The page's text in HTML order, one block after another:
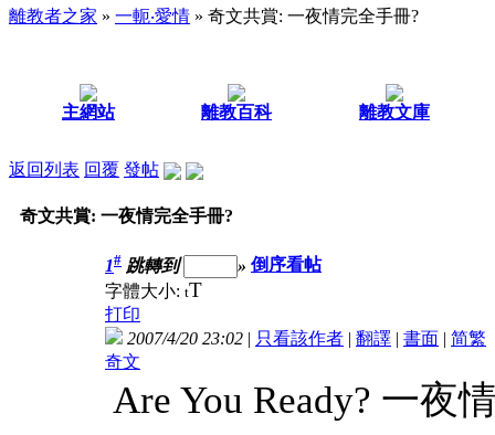
離教者之家 » 一軛‧愛情 » 奇文共賞: 一夜情完全手冊?
主網站 離教百科 離教文庫
返回列表 回覆 發帖
奇文共賞: 一夜情完全手冊?
1# 跳轉到 » 倒序看帖
字體大小: tT
打印
2007/4/20 23:02 | 只看該作者 | 翻譯 | 書面 | 简繁
奇文
Are You Ready? 一夜